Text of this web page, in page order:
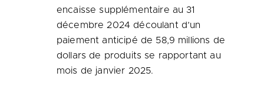
encaisse supplémentaire au 31
décembre 2024 découlant d’un
paiement anticipé de 58,9 millions de
dollars de produits se rapportant au
mois de janvier 2025.